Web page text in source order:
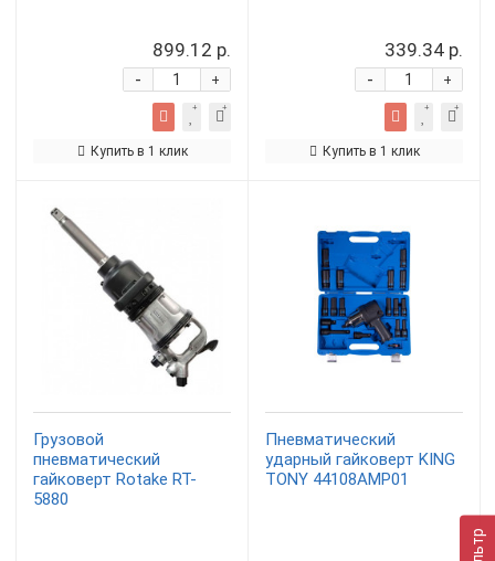
899.12 р.
+
-
Купить в 1 клик
339.34 р.
+
-
Купить в 1 клик
Грузовой
пневматический
гайковерт Rotake RT-
5880
Пневматический
ударный гайковерт KING
TONY 44108AMP01